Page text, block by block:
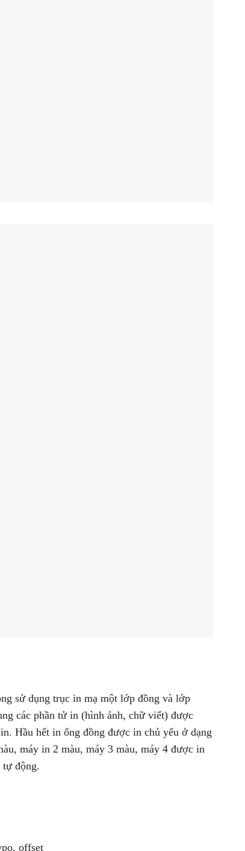
sử dụng trục in mạ một lớp đồng và lớp
các phần tử in (hình ảnh, chữ viết) được
Hầu hết in ống đồng được in chủ yếu ở dạng
máy in 2 màu, máy 3 màu, máy 4 được in
tự động.
offset